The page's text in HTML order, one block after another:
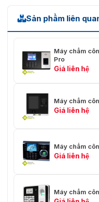
Sản phẩm liên
Máy chấm
Pro
Giá liên hệ
Máy chấm
Giá liên hệ
Máy chấm
Giá liên hệ
Máy chấm